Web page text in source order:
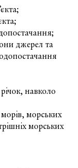
джерел та
навколо
морських
морських